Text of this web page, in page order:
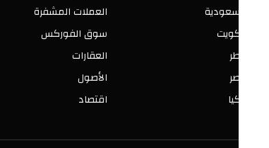
العملات المشفرة
سوق الفوركس
العقارات